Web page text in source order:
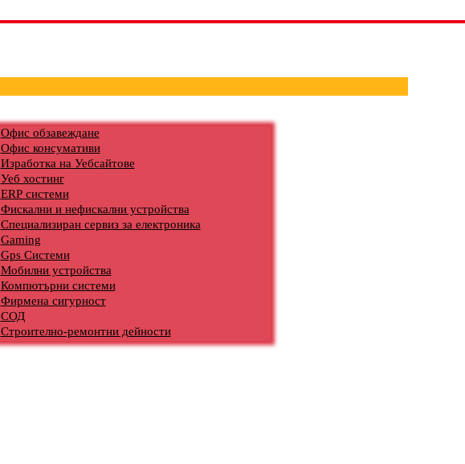
Офис обзавеждане
Офис консумативи
Изработка на Уебсайтове
Уеб хостинг
ERP системи
Фискални и нефискални устройства
Специализиран сервиз за електроника
Gaming
Gps Системи
Мобилни устройства
Компютърни системи
Фирмена сигурност
СОД
Строително-ремонтни дейности